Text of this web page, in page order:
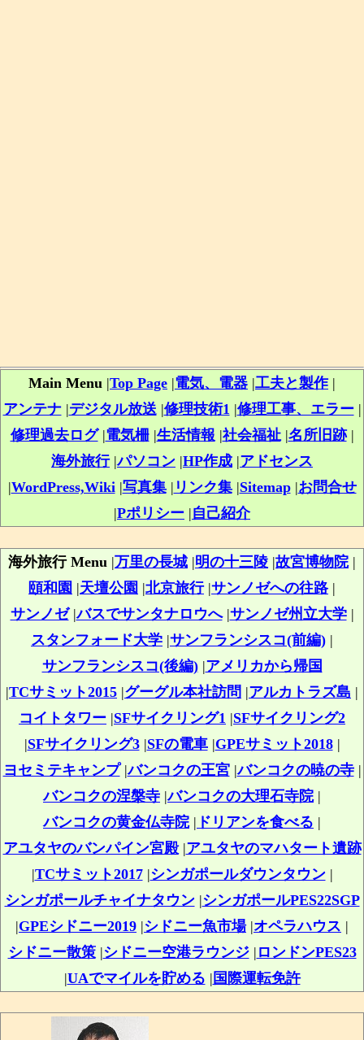
Main Menu |Top Page |電気、電器 |工夫と製作|
アンテナ|デジタル放送|修理技術1 |修理工事、エラー|
修理過去ログ|電気柵|生活情報 |社会福祉|名所旧跡|
海外旅行|パソコン |HP作成 |アドセンス
|WordPress,Wiki|写真集| リンク集|Sitemap|お問合せ
|Pポリシー |自己紹介
海外旅行 Menu |万里の長城 |明の十三陵 |故宮博物院|
頤和園 |天壇公園 |北京旅行|サンノゼへの往路 |
サンノゼ|バスでサンタナロウへ|サンノゼ州立大学|
スタンフォード大学 |サンフランシスコ(前編) |
サンフランシスコ(後編)|アメリカから帰国
|TCサミット2015 |グーグル本社訪問 |アルカトラズ島 |
コイトタワー |SFサイクリング1 |SFサイクリング2
|SFサイクリング3|SFの電車|GPEサミット2018|
ヨセミテキャンプ|バンコクの王宮|バンコクの暁の寺|
バンコクの涅槃寺 |バンコクの大理石寺院|
バンコクの黄金仏寺院| ドリアンを食べる |
アユタヤのバンパイン宮殿|アユタヤのマハタート遺跡
|TCサミット2017|シンガポールダウンタウン|
シンガポールチャイナタウン|シンガポールPES22SGP
|GPEシドニー2019 |シドニー魚市場|オペラハウス |
シドニー散策|シドニー空港ラウンジ| ロンドンPES23
|UAでマイルを貯める | 国際運転免許